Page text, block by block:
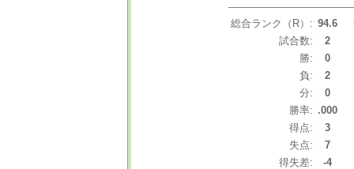
総合ランク（R）: 94.6
試合数:
2
勝:
0
負:
2
分:
0
勝率: .000
得点:
3
失点:
7
得失差:
-4